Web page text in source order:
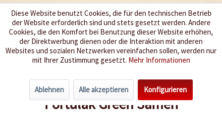
Wir würzen Ihr Leben
Menü
Übersicht Salat
Portulak Green Samen
Diese Website benutzt Cookies, die für den technischen Betrieb
der Website erforderlich sind und stets gesetzt werden. Andere
Cookies, die den Komfort bei Benutzung dieser Website erhöhen,
der Direktwerbung dienen oder die Interaktion mit anderen
Websites und sozialen Netzwerken vereinfachen sollen, werden nur
mit Ihrer Zustimmung gesetzt. Mehr Informationen
Ablehnen Alle akzeptieren Konfigurieren